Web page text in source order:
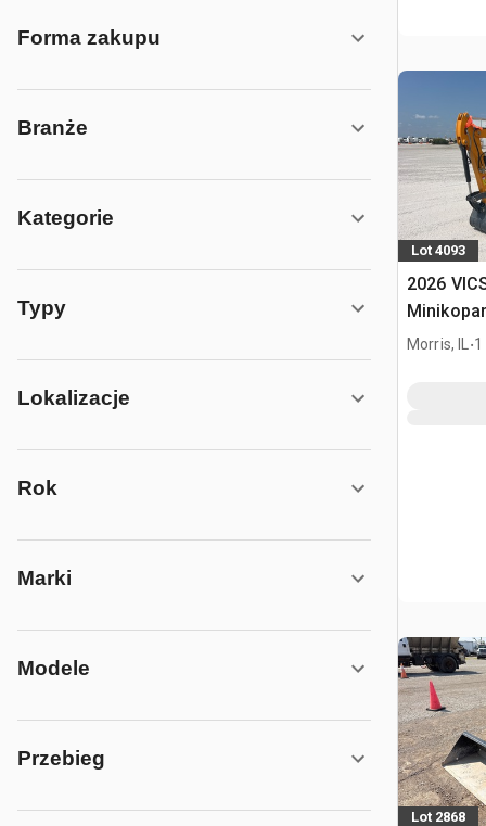
Forma zakupu
Branże
Kategorie
Typy
Lokalizacje
Rok
Marki
Modele
Przebieg
Lot 4093
2026
Morris, IL .
Lot 2868